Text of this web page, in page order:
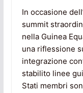
In occasione
summit
nella Guinea
una riflessione
integrazione
stabilito linee
Stati membri